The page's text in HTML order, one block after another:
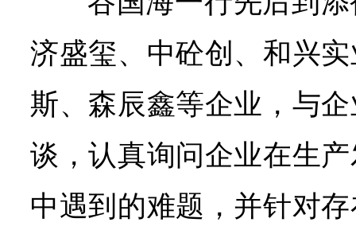
济盛玺、中砼创、和兴
斯、森辰鑫等企业，与
谈，认真询问企业在生
中遇到的难题，并针对